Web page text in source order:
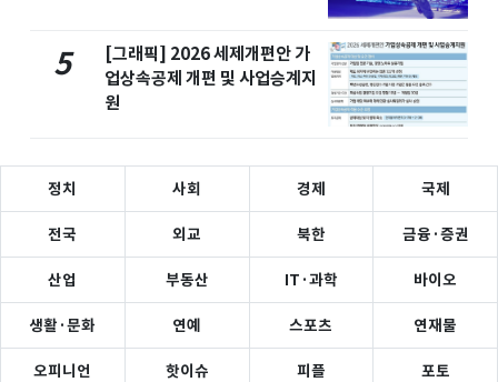
5
[그래픽] 2026 세제개편안 가
업상속공제 개편 및 사업승계지
원
정치 사회 경제 국제
전국 외교 북한 금융·증권
산업 부동산 IT·과학 바이오
생활·문화 연예 스포츠 연재물
오피니언 핫이슈 피플 포토